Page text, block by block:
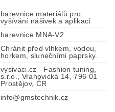
barevnice materiálů pro
vyšívání nášivek a aplikací
barevnice MNA-V2
Chránit před vlhkem, vodou,
horkem, slunečními paprsky.
vysivaci.cz - Fashion tuning,
s.r.o., Vrahovická 14, 796 01
Prostějov, ČR
info@gmstechnik.cz